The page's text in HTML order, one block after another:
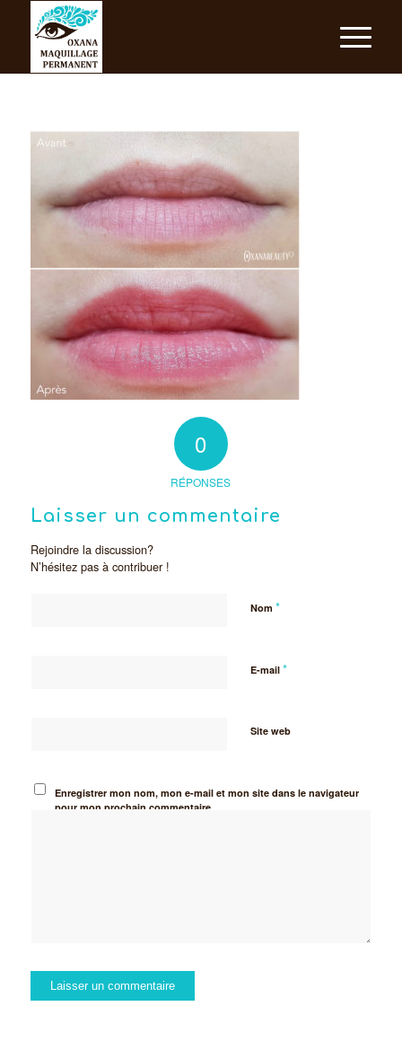
0
RÉPONSES
Laisser un commentaire
Rejoindre la discussion?
N’hésitez pas à contribuer !
Nom *
E-mail *
Site web
Enregistrer mon nom, mon e-mail et mon site dans le navigateur
pour mon prochain commentaire.